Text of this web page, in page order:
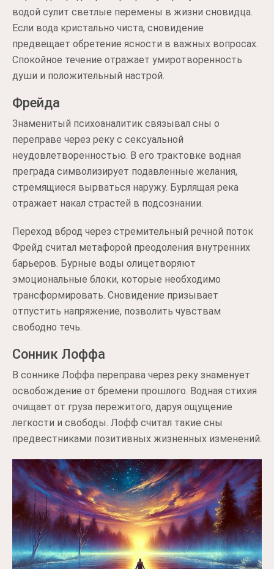
водой сулит светлые перемены в жизни сновидца.
Если вода кристально чиста, сновидение
предвещает обретение ясности в важных вопросах.
Спокойное течение отражает умиротворенность
души и положительный настрой.
Фрейда
Знаменитый психоаналитик связывал сны о
переправе через реку с сексуальной
неудовлетворенностью. В его трактовке водная
преграда символизирует подавленные желания,
стремящиеся вырваться наружу. Бурлящая река
отражает накал страстей в подсознании.
Переход вброд через стремительный речной поток
Фрейд считал метафорой преодоления внутренних
барьеров. Бурные воды олицетворяют
эмоциональные блоки, которые необходимо
трансформировать. Сновидение призывает
отпустить напряжение, позволить чувствам
свободно течь.
Сонник Лоффа
В соннике Лоффа переправа через реку знаменует
освобождение от бремени прошлого. Водная стихия
очищает от груза пережитого, даруя ощущение
легкости и свободы. Лофф считал такие сны
предвестниками позитивных жизненных изменений.